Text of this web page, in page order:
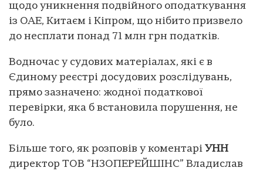
щодо уникнення подвійного оподаткування
із ОАЕ, Китаєм і Кіпром, що нібито призвело
до несплати понад 71 млн грн податків.
Водночас у судових матеріалах, які є в
Єдиному реєстрі досудових розслідувань,
прямо зазначено: жодної податкової
перевірки, яка б встановила порушення, не
було.
Більше того, як розповів у коментарі УНН
директор ТОВ “Н3ОПЕРЕЙШІНС” Владислав